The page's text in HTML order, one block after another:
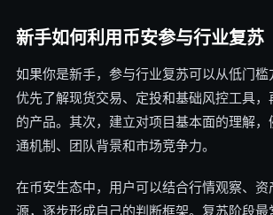
新手如何利用币安参与行业复苏
如果你是新手，参与行业复苏可以从低门槛
优先了解现货交易、定投和基础风控工具
的产品。其次，建立对项目基本面的理解
通机制、团队背景和市场竞争力。
在币安生态中，用户可以结合行情观察、资
源，逐步形成自己的判断框架。复苏阶段